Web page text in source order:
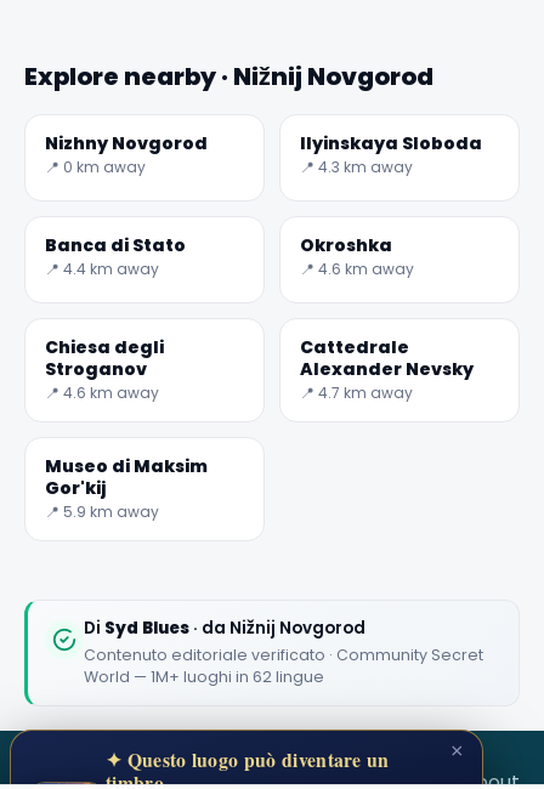
Explore nearby · Nižnij Novgorod
Nizhny Novgorod
📍 0 km away
Ilyinskaya Sloboda
📍 4.3 km away
Banca di Stato
📍 4.4 km away
Okroshka
📍 4.6 km away
Chiesa degli
Stroganov
📍 4.6 km away
Cattedrale
Alexander Nevsky
📍 4.7 km away
Museo di Maksim
Gor'kij
📍 5.9 km away
Di Syd Blues · da Nižnij Novgorod
Contenuto editoriale verificato · Community Secret
World — 1M+ luoghi in 62 lingue
SECRET WORLD TermsPrivacyAbout
★★★★★
1,000,000+ places in your pocket. Free. ×
✦ Questo luogo può diventare un
timbro